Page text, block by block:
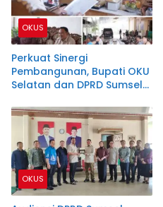
OKUS
Perkuat Sinergi
Pembangunan, Bupati OKU
Selatan dan DPRD Sumsel
Wujudkan Program
Prioritas
OKUS